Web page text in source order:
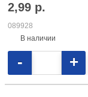
2,99 р.
089928
В наличии
- +